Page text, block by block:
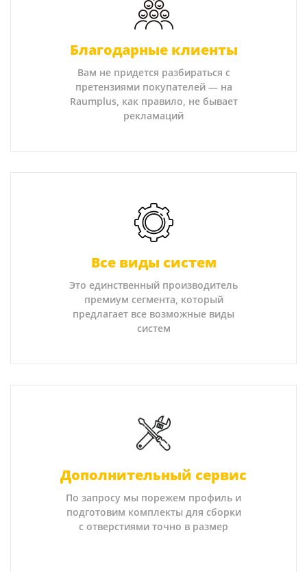
Благодарные клиенты
Вам не придется разбираться с
претензиями покупателей — на
Raumplus, как правило, не бывает
рекламаций
Все виды систем
Это единственный производитель
премиум сегмента, который
предлагает все возможные виды
систем
Дополнительный сервис
По запросу мы порежем профиль и
подготовим комплекты для сборки
с отверстиями точно в размер